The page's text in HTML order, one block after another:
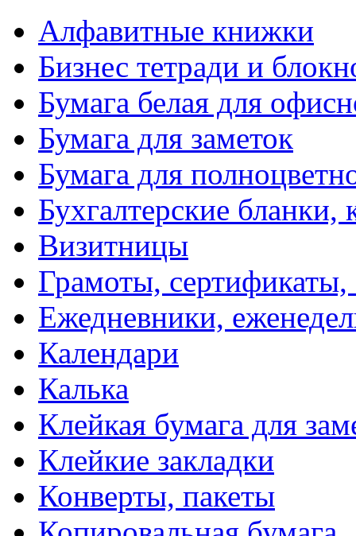
Алфавитные книжки
Бизнес тетради и
Бумага белая для
Бумага для заметок
Бумага для
Бухгалтерские бланки,
Визитницы
Грамоты,
Ежедневники,
Календари
Калька
Клейкая бумага для
Клейкие закладки
Конверты, пакеты